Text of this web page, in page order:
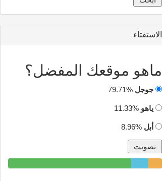
الاستفتاء
ماهو موقعك المفضل؟
جوجل 79.71%
ياهو 11.33%
أبل 8.96%